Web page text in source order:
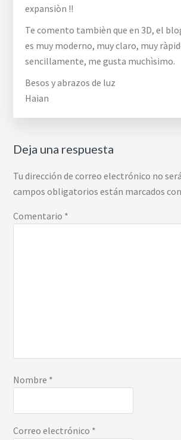
expansiòn !!
Te comento tambièn que en 3D, el
es muy moderno, muy claro, muy
sencillamente, me gusta muchìsimo.
Besos y abrazos de luz
Haian
Deja una respuesta
Tu dirección de correo electrónico no
campos obligatorios están marcados con
Comentario *
Nombre *
Correo electrónico *